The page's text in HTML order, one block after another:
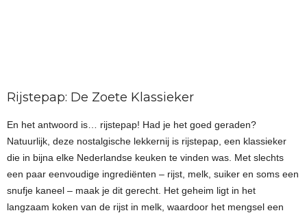
Rijstepap: De Zoete Klassieker
En het antwoord is… rijstepap! Had je het goed geraden?
Natuurlijk, deze nostalgische lekkernij is rijstepap, een klassieker
die in bijna elke Nederlandse keuken te vinden was. Met slechts
een paar eenvoudige ingrediënten – rijst, melk, suiker en soms een
snufje kaneel – maak je dit gerecht. Het geheim ligt in het
langzaam koken van de rijst in melk, waardoor het mengsel een